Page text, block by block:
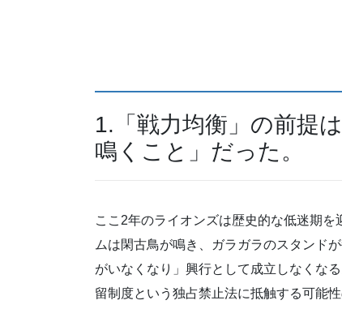
1.「戦力均衡」の前提
鳴くこと」だった。
ここ2年のライオンズは歴史的な低迷期
ムは閑古鳥が鳴き、ガラガラのスタンド
がいなくなり」興行として成立しなくな
留制度という独占禁止法に抵触する可能